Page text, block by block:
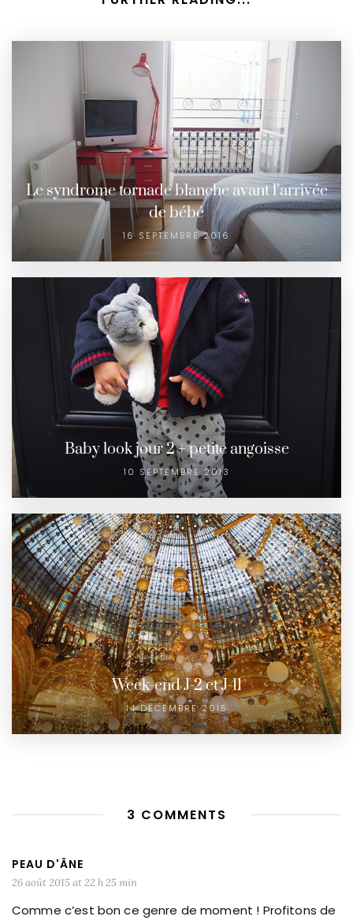
Le syndrome tornade blanche avant l’arrivée
de bébé
16 SEPTEMBRE 2016
Baby look jour 2 + petite angoisse
10 SEPTEMBRE 2013
Week-end J-2 et J-11
14 DÉCEMBRE 2015
3 COMMENTS
PEAU D'ÂNE
26 août 2015 at 22 h 25 min
Comme c’est bon ce genre de moment ! Profitons de